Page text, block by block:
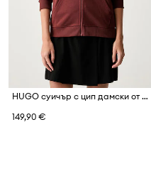
HUGO суичър с цип дамски от памук Dalfine
149,90 €